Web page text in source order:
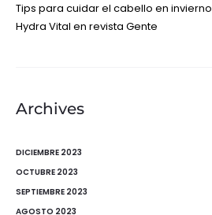
Tips para cuidar el cabello en invierno
Hydra Vital en revista Gente
Archives
DICIEMBRE 2023
OCTUBRE 2023
SEPTIEMBRE 2023
AGOSTO 2023